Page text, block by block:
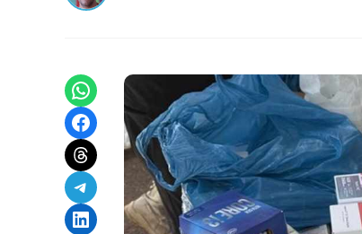
Share on WhatsApp
Share on Facebook
Share on Threads
Share on Telegram
Share on LinkedIn